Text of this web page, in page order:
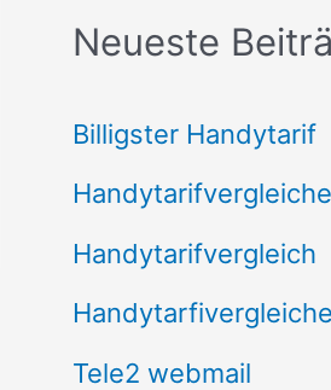
hNeueste
Billigster Handytarif
Handytarifvergleiche
Handytarifvergleich
Handytarfivergleiche
Tele2 webmail